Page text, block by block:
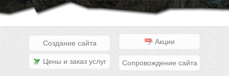
Создание сайта Акции
Цены и заказ услуг Сопровождение сайта